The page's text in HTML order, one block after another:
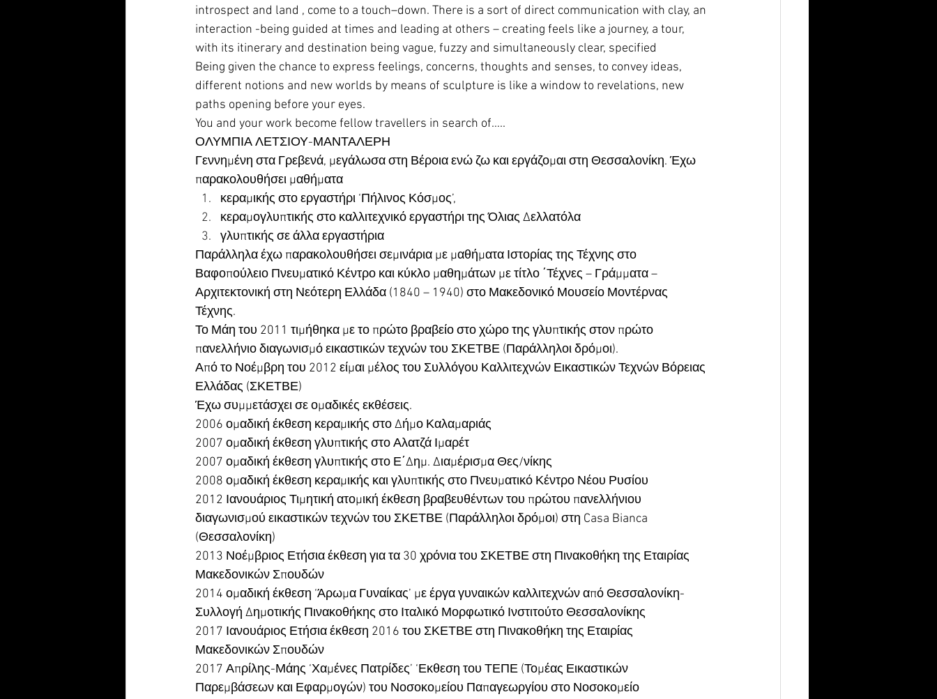
introspect and land , come to a touch–down. There is a sort of direct communication with clay, an
interaction -being guided at times and leading at others – creating feels like a journey, a tour,
with its itinerary and destination being vague, fuzzy and simultaneously clear, specified
Being given the chance to express feelings, concerns, thoughts and senses, to convey ideas,
different notions and new worlds by means of sculpture is like a window to revelations, new
paths opening before your eyes.
You and your work become fellow travellers in search of…..
ΟΛΥΜΠΙΑ ΛΕΤΣΙΟΥ-ΜΑΝΤΑΛΕΡΗ
Γεννημένη στα Γρεβενά, μεγάλωσα στη Βέροια ενώ ζω και εργάζομαι στη Θεσσαλονίκη. Έχω
παρακολουθήσει μαθήματα
κεραμικής στο εργαστήρι ‘Πήλινος Κόσμος’,
κεραμογλυπτικής στο καλλιτεχνικό εργαστήρι της Όλιας Δελλατόλα
γλυπτικής σε άλλα εργαστήρια
Παράλληλα έχω παρακολουθήσει σεμινάρια με μαθήματα Ιστορίας της Τέχνης στο
Βαφοπούλειο Πνευματικό Κέντρο και κύκλο μαθημάτων με τίτλο ΄Τέχνες – Γράμματα –
Αρχιτεκτονική στη Νεότερη Ελλάδα (1840 – 1940) στο Μακεδονικό Μουσείο Μοντέρνας
Τέχνης.
Το Μάη του 2011 τιμήθηκα με το πρώτο βραβείο στο χώρο της γλυπτικής στον πρώτο
πανελλήνιο διαγωνισμό εικαστικών τεχνών του ΣΚΕΤΒΕ (Παράλληλοι δρόμοι).
Από το Νοέμβρη του 2012 είμαι μέλος του Συλλόγου Καλλιτεχνών Εικαστικών Τεχνών Βόρειας
Ελλάδας (ΣΚΕΤΒΕ)
Έχω συμμετάσχει σε ομαδικές εκθέσεις.
2006 ομαδική έκθεση κεραμικής στο Δήμο Καλαμαριάς
2007 ομαδική έκθεση γλυπτικής στο Αλατζά Ιμαρέτ
2007 ομαδική έκθεση γλυπτικής στο Ε΄Δημ. Διαμέρισμα Θες/νίκης
2008 ομαδική έκθεση κεραμικής και γλυπτικής στο Πνευματικό Κέντρο Νέου Ρυσίου
2012 Ιανουάριος Τιμητική ατομική έκθεση βραβευθέντων του πρώτου πανελλήνιου
διαγωνισμού εικαστικών τεχνών του ΣΚΕΤΒΕ (Παράλληλοι δρόμοι) στη Casa Bianca
(Θεσσαλονίκη)
2013 Νοέμβριος Ετήσια έκθεση για τα 30 χρόνια του ΣΚΕΤΒΕ στη Πινακοθήκη της Εταιρίας
Μακεδονικών Σπουδών
2014 ομαδική έκθεση ‘Άρωμα Γυναίκας’ με έργα γυναικών καλλιτεχνών από Θεσσαλονίκη-
Συλλογή Δημοτικής Πινακοθήκης στο Ιταλικό Μορφωτικό Ινστιτούτο Θεσσαλονίκης
2017 Ιανουάριος Ετήσια έκθεση 2016 του ΣΚΕΤΒΕ στη Πινακοθήκη της Εταιρίας
Μακεδονικών Σπουδών
2017 Απρίλης-Μάης ‘Χαμένες Πατρίδες’ ‘Εκθεση του ΤΕΠΕ (Τομέας Εικαστικών
Παρεμβάσεων και Εφαρμογών) του Νοσοκομείου Παπαγεωργίου στο Νοσοκομείο